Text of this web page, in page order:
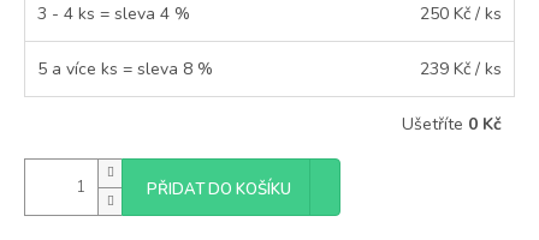
3 - 4 ks = sleva 4 % 250 Kč / ks
5 a více ks = sleva 8 % 239 Kč / ks
Ušetříte 0 Kč
PŘIDAT DO KOŠÍKU